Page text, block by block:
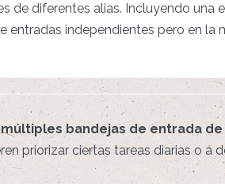
de diferentes alias. Incluyendo una
entradas independientes pero en la
múltiples bandejas de entrada de
priorizar ciertas tareas diarias o a